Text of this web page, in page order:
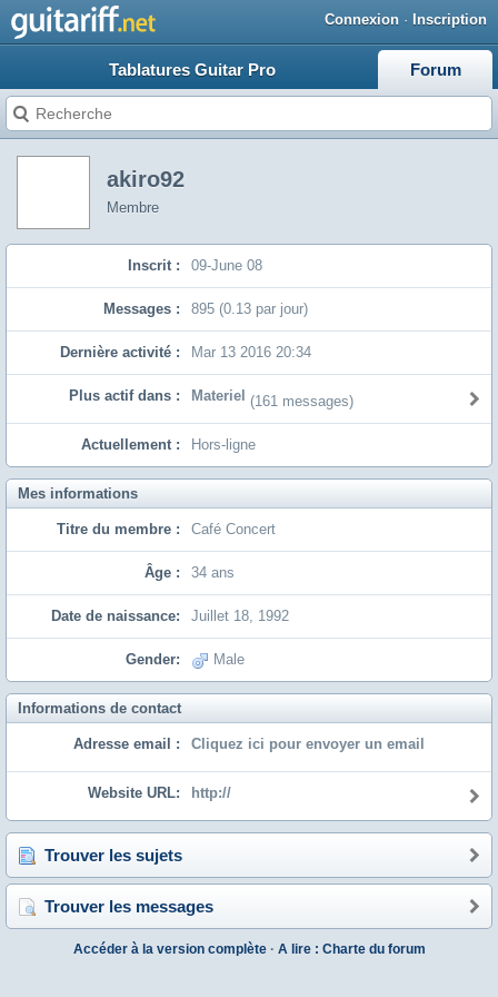
Connexion · Inscription
Tablatures Guitar Pro Forum
akiro92
Membre
Inscrit : 09-June 08
Messages : 895 (0.13 par jour)
Dernière activité : Mar 13 2016 20:34
Plus actif dans : Materiel (161 messages)
Actuellement : Hors-ligne
Mes informations
Titre du membre : Café Concert
Âge : 34 ans
Date de naissance: Juillet 18, 1992
Gender: Male
Informations de contact
Adresse email : Cliquez ici pour envoyer un email
Website URL: http://
Trouver les sujets
Trouver les messages
Accéder à la version complète· A lire : Charte du forum